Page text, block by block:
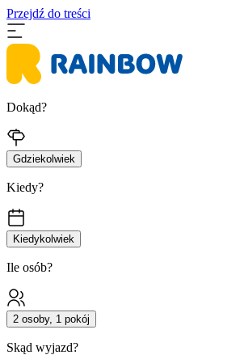
Przejdź do treści
Dokąd?
Gdziekolwiek
Kiedy?
Kiedykolwiek
Ile osób?
2 osoby, 1 pokój
Skąd wyjazd?